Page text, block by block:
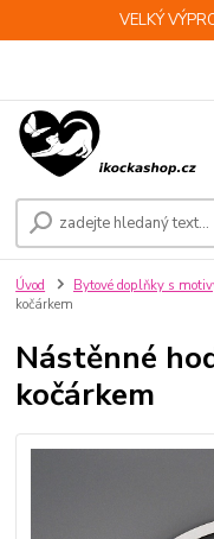
VELKÝ
Úvod Bytové doplňky s
kočárkem
Nástěnné
kočárkem